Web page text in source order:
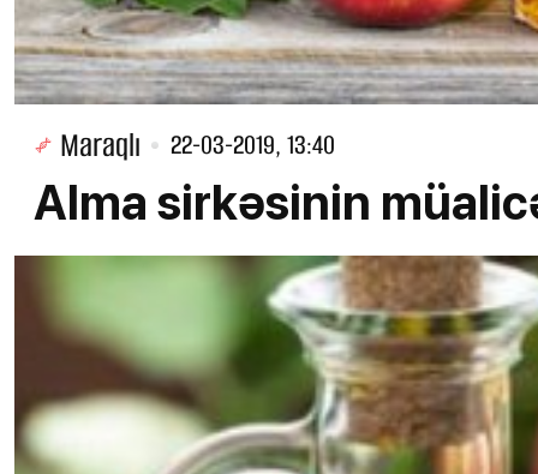
Maraqlı 22-03-2019, 13:40
Alma sirkəsinin